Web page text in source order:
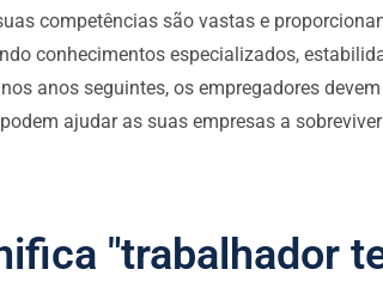
competências são vastas e
conhecimentos especializados,
anos seguintes, os empregadores
ajudar as suas empresas a
"trabalhador